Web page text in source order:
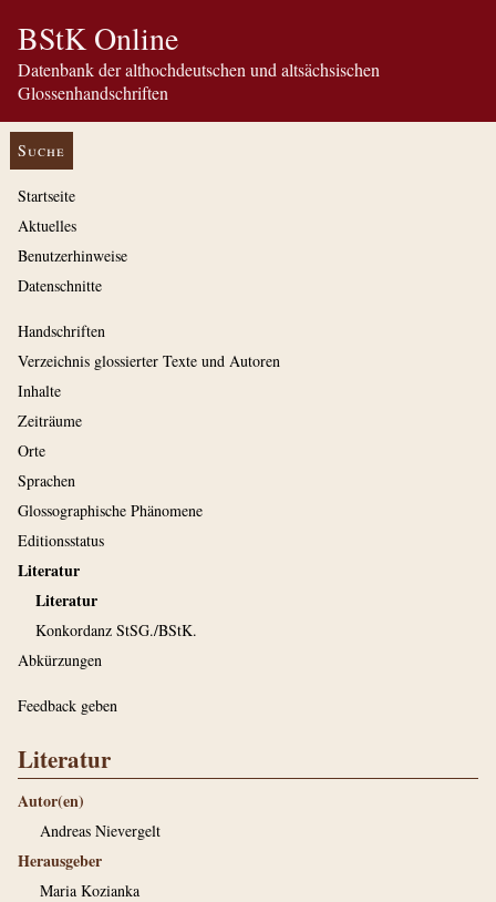
BStK Online
Datenbank der althochdeutschen und altsächsischen
Glossenhandschriften
Suche
Startseite
Aktuelles
Benutzerhinweise
Datenschnitte
Handschriften
Verzeichnis glossierter Texte und Autoren
Inhalte
Zeiträume
Orte
Sprachen
Glossographische Phänomene
Editionsstatus
Literatur
Literatur
Konkordanz StSG./BStK.
Abkürzungen
Feedback geben
Literatur
Autor(en)
Andreas Nievergelt
Herausgeber
Maria Kozianka